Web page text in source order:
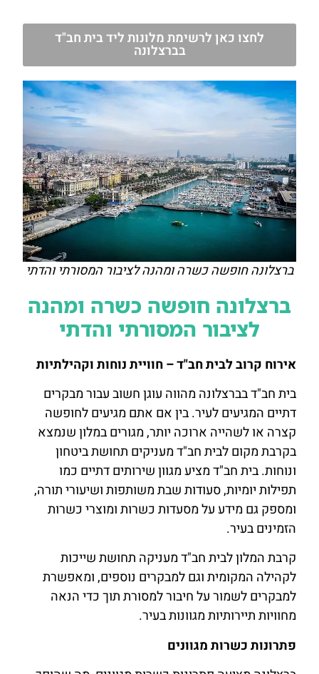
לחצו כאן לרשימת מלונות ליד בית חב"ד
בברצלונה
ברצלונה חופשה כשרה ומהנה לציבור המסורתי והדתי
ברצלונה חופשה כשרה ומהנה
לציבור המסורתי והדתי
אירוח קרוב לבית חב"ד – חוויית נוחות וקהילתיות
בית חב"ד בברצלונה מהווה עוגן חשוב עבור מבקרים
דתיים המגיעים לעיר. בין אם אתם מגיעים לחופשה
קצרה או לשהייה ארוכה יותר, מגורים במלון שנמצא
בקרבת מקום לבית חב"ד מעניקים תחושת ביטחון
ונוחות. בית חב"ד מציע מגוון שירותים דתיים כמו
תפילות יומיות, סעודות שבת משותפות ושיעורי תורה,
ומספק גם מידע על מסעדות כשרות ומוצרי כשרות
הזמינים בעיר.
קרבת המלון לבית חב"ד מעניקה תחושת שייכות
לקהילה המקומית וגם למבקרים נוספים, ומאפשרת
למבקרים לשמור על חיבור למסורת תוך כדי הנאה
מחוויות תיירותיות מגוונות בעיר.
פתרונות כשרות מגוונים